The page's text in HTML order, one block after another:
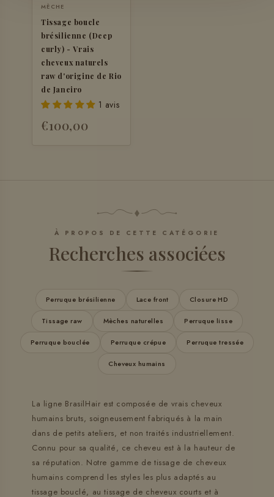
MÈCHE
Tissage boucle
brésilienne (Deep
curly) - Vrais
cheveux naturels
raw d'origine de Rio
de Janeiro
1 avis
€100,00
À PROPOS DE CETTE CATÉGORIE
Recherches associées
Perruque brésilienne Lace front Closure HD
Tissage raw Mèches naturelles Perruque lisse
Perruque bouclée Perruque crépue Perruque tressée
Cheveux humains
La ligne BrasilHair est composée de vrais cheveux
humains bruts, soigneusement fabriqués à la main
dans de petits ateliers, et non traités industriellement.
Connu pour sa qualité, ce cheveu est à la hauteur de
sa réputation. Notre gamme de tissage de cheveux
humains comprend les styles les plus adaptés au
tissage bouclé, au tissage de cheveux courts et à